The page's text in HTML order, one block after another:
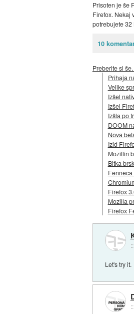
Prisoten je še
Firefox. Nekaj
potrebujete 32
10
Preberite si
Prihaja
Velike
Izšel
Izšel
Izšla po
DOOM
Nova
Izid
Mozillin
Bitka
Firefox
Mozilla
Firefox
::
Let's try it.
::